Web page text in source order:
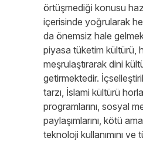
örtüşmediği konusu
içerisinde yoğrularak
da önemsiz hale
piyasa tüketim kültürü,
meşrulaştırarak dini
getirmektedir.
tarzı, İslami kültürü
programlarını, sosyal
paylaşımlarını, kötü
teknoloji kullanımını ve